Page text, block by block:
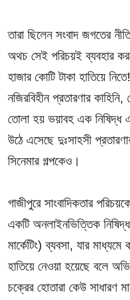
তারা ছিলেন সংবাদ জগতের
অথচ সেই পরিচয়ই ব্যবহার
হাজার কোটি টাকা হাতিয়ে
নজিরবিহীন প্রতারণার
তোলা হয় ভয়াবহ এক
উঠে এসেছে দুঃসাহসী
সিনেমার গল্পকেও।
গাজীপুরে সাংবাদিকতার
একটি অনলাইনভিত্তিক
মার্কেটিং) ব্যবসা, যার
হাতিয়ে নেওয়া হয়েছে বলে
চক্রের হোতারা কেউ সাধারণ